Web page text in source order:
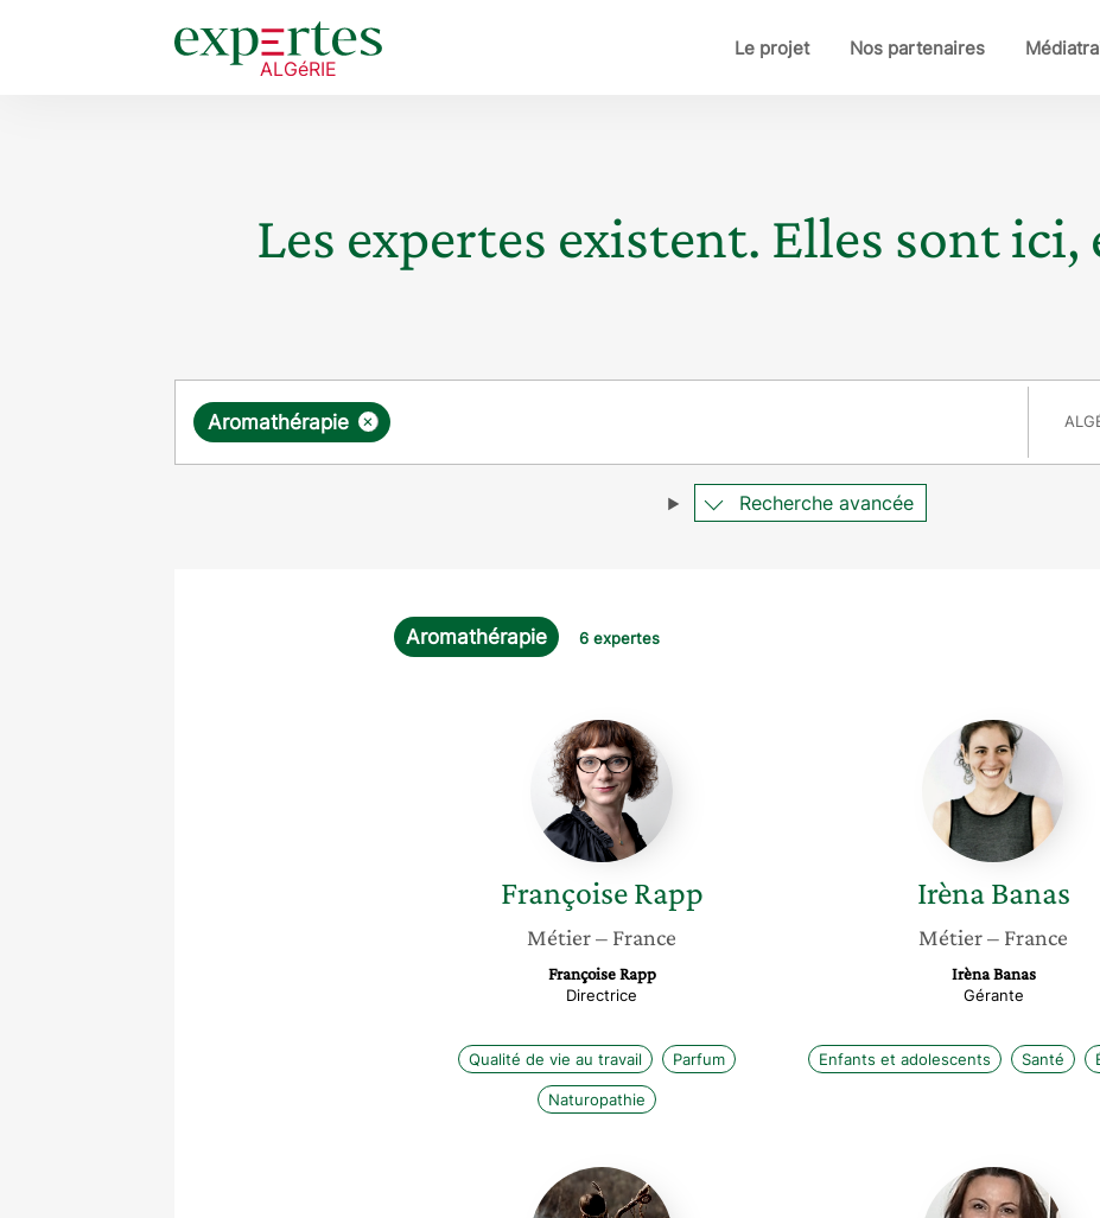
Le projet Nos partenaires
Les expertes existent. Elles sont ici,
Requête ×
Aromathérapie
Recherche avancée
Aromathérapie 6 expertes
Françoise
Rapp
Françoise Rapp
Métier– France
Françoise Rapp
Directrice
Qualité de vie au travail Parfum
Naturopathie
Irèna
Banas
Irèna Banas
Métier– France
Irèna Banas
Gérante
Enfants et adolescents Santé
Inès
Asch
Florence
Foucaut